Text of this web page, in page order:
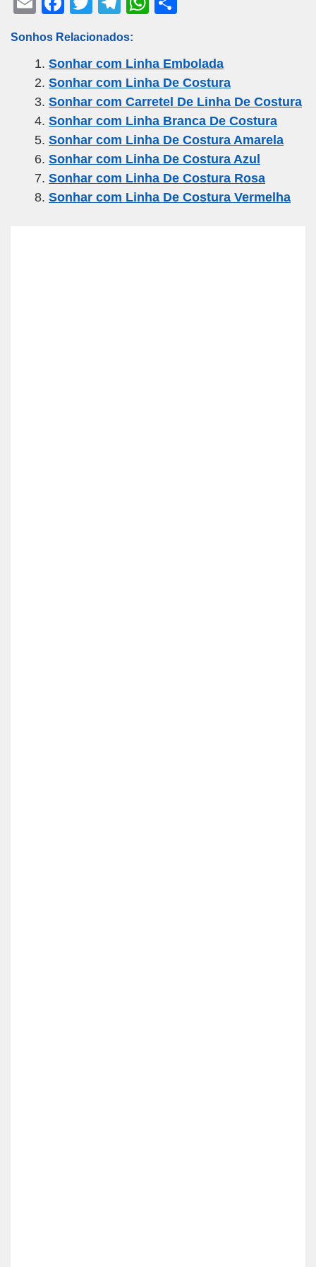
ail
a
c
e
b
o
o
k
tt
er
e
gr
a
m
s
A
p
p
e
Sonhos Relacionados:
Sonhar com Linha Embolada
Sonhar com Linha De Costura
Sonhar com Carretel De Linha De Costura
Sonhar com Linha Branca De Costura
Sonhar com Linha De Costura Amarela
Sonhar com Linha De Costura Azul
Sonhar com Linha De Costura Rosa
Sonhar com Linha De Costura Vermelha